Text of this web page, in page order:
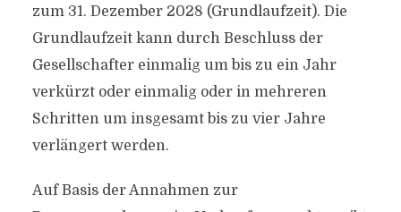
zum 31. Dezember 2028 (Grundlaufzeit). Die
Grundlaufzeit kann durch Beschluss der
Gesellschafter einmalig um bis zu ein Jahr
verkürzt oder einmalig oder in mehreren
Schritten um insgesamt bis zu vier Jahre
verlängert werden.
Auf Basis der Annahmen zur